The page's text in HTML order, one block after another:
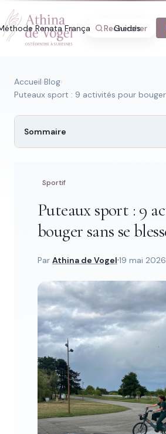
Renata França Guides
Rechercher
Recherche rapide
Trouver une page
Tapez au moins 2 lettres.
Accueil›Blog›
Puteaux sport : 9 activités pour
Sommaire
Sportif
Puteaux sport : 9
bouger sans se
Par Athina de Vogel 19 mai 2026